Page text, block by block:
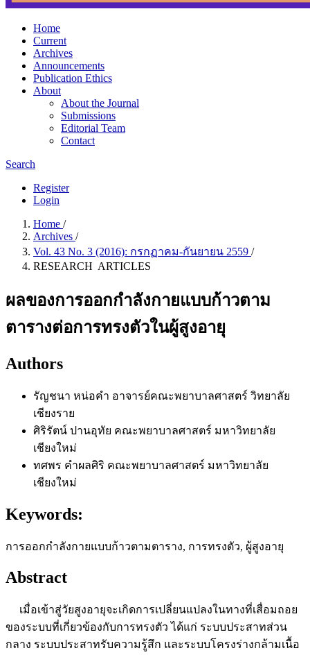
Home
Current
Archives
Announcements
Publication Ethics
About
About the Journal
Submissions
Editorial Team
Contact
Search
Register
Login
Home /
Archives /
Vol. 43 No. 3 (2016): กรกฏาคม-กันยายน 2559 /
RESEARCH ARTICLES
ผลของการออกกำลังกายแบบก้าวตาม
ตารางต่อการทรงตัวในผู้สูงอายุ
Authors
รัญชนา หน่อคำ อาจารย์คณะพยาบาลศาสตร์ วิทยาลัย
เชียงราย
ศิริรัตน์ ปานอุทัย คณะพยาบาลศาสตร์ มหาวิทยาลัย
เชียงใหม่
ทศพร คำผลศิริ คณะพยาบาลศาสตร์ มหาวิทยาลัย
เชียงใหม่
Keywords:
การออกกำลังกายแบบก้าวตามตาราง, การทรงตัว, ผู้สูงอายุ
Abstract
เมื่อเข้าสู่วัยสูงอายุจะเกิดการเปลี่ยนแปลงในทางที่เสื่อมถอย
ของระบบที่เกี่ยวข้องกับการทรงตัว ได้แก่ ระบบประสาทส่วน
กลาง ระบบประสาทรับความรู้สึก และระบบโครงร่างกล้ามเนื้อ